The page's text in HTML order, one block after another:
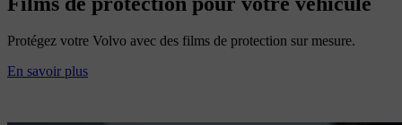
Protégez votre Volvo avec des films de protection sur mesure.
En savoir plus